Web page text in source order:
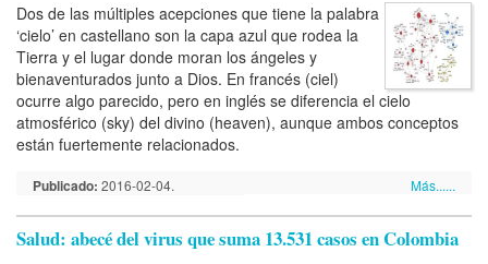
Dos de las múltiples acepciones que tiene la palabra
‘cielo’ en castellano son la capa azul que rodea la
Tierra y el lugar donde moran los ángeles y
bienaventurados junto a Dios. En francés (ciel)
ocurre algo parecido, pero en inglés se diferencia el cielo
atmosférico (sky) del divino (heaven), aunque ambos conceptos
están fuertemente relacionados.
Publicado: 2016-02-04. Más......
Salud: abecé del virus que suma 13.531 casos en Colombia